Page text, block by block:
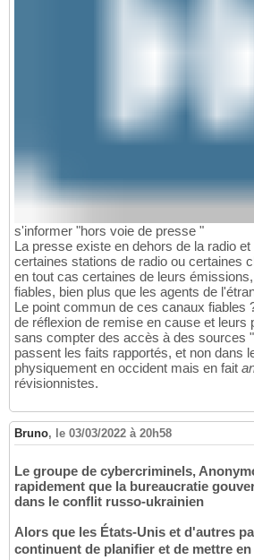
s'informer "hors voie de presse "
La presse existe en dehors de la radio
certaines stations de radio ou certaines
en tout cas certaines de leurs
fiables, bien plus que les agents de
Le point commun de ces canaux fiables
de réflexion de remise en cause et leurs
sans compter des accès à des sources
passent les faits rapportés, et non dans
physiquement en occident mais en fait
révisionnistes.
Bruno, le 03/03/2022 à 20h58
Le groupe de cybercriminels,
rapidement que la bureaucratie
dans le conflit russo-ukrainien
Alors que les États-Unis et d'autres
continuent de planifier et de mettre en